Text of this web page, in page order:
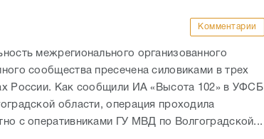
Комментарии
межрегионального организованного
сообщества пресечена силовиками в трех
России. Как сообщили ИА «Высота 102» в УФСБ
области, операция проходила
с оперативниками ГУ МВД по Волгоградской...